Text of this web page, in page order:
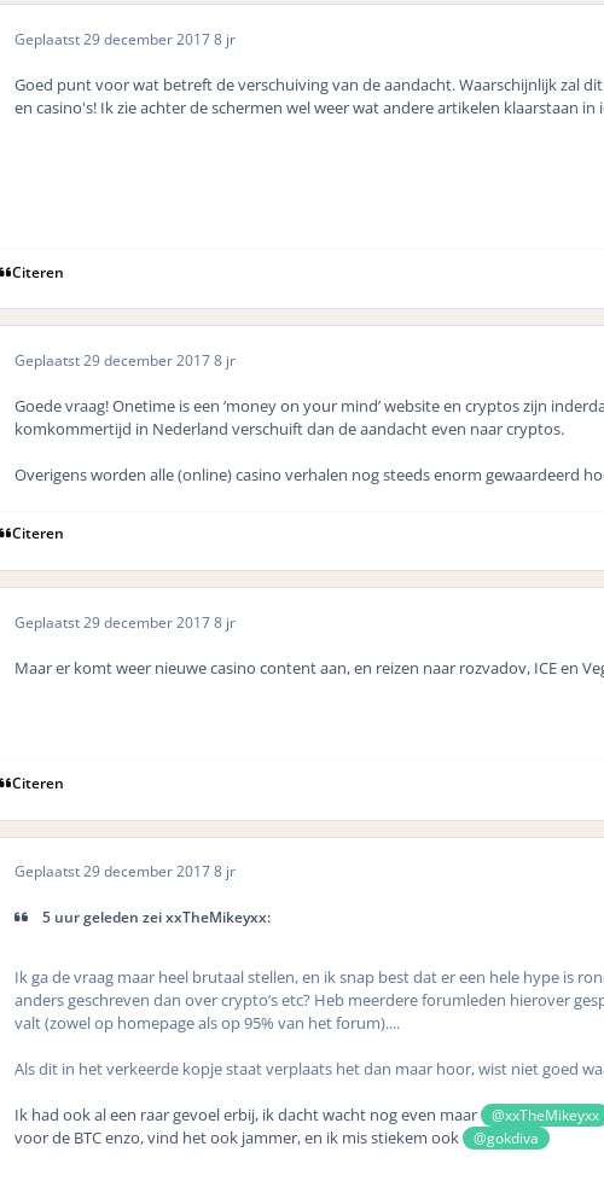
Geplaatst29 december 20178 jr
Goed punt voor wat betreft de verschuiving van de aandacht. Waarschijnlijk zal
en casino's! Ik zie achter de schermen wel weer wat andere artikelen klaarstaan in
Citeren
Geplaatst29 december 20178 jr
Goede vraag! Onetime is een ‘money on your mind’ website en cryptos zijn
komkommertijd in Nederland verschuift dan de aandacht even naar cryptos.
Overigens worden alle (online) casino verhalen nog steeds enorm gewaardeerd
Citeren
Geplaatst29 december 20178 jr
Maar er komt weer nieuwe casino content aan, en reizen naar rozvadov, ICE en
Citeren
Geplaatst29 december 20178 jr
5 uur geleden zei xxTheMikeyxx:
Ik ga de vraag maar heel brutaal stellen, en ik snap best dat er een hele hype is
anders geschreven dan over crypto’s etc? Heb meerdere forumleden hierover
valt (zowel op homepage als op 95% van het forum)....
Als dit in het verkeerde kopje staat verplaats het dan maar hoor, wist niet goed
Ik had ook al een raar gevoel erbij, ik dacht wacht nog even maar @xxTheMikeyxx
voor de BTC enzo, vind het ook jammer, en ik mis stiekem ook
@gokdiva